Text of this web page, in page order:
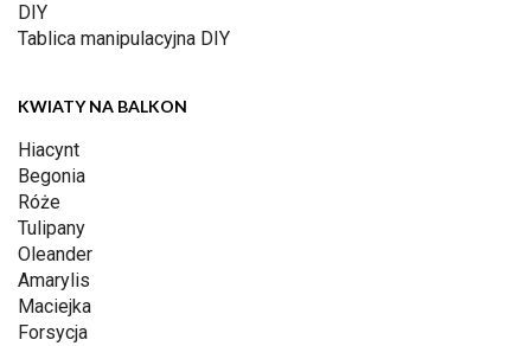
DIY
Tablica manipulacyjna DIY
KWIATY NA BALKON
Hiacynt
Begonia
Róże
Tulipany
Oleander
Amarylis
Maciejka
Forsycja